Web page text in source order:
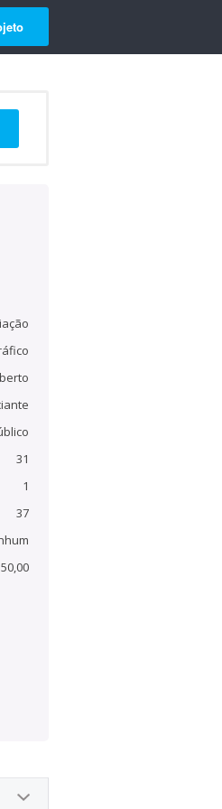
31
1
37